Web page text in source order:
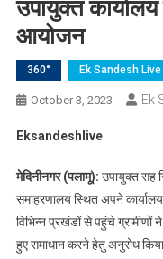
उपायुक्त
आयोजन
360° Ek Sandesh Live
October 3, 2023 Ek
Eksandeshlive
मेदिनीनगर (पलामू): उपायुक्त सह
समाहरणालय स्थित अपने
विभिन्न प्रखंडों से पहुंचे
हुए समाधान करने हेतु अनुरोध